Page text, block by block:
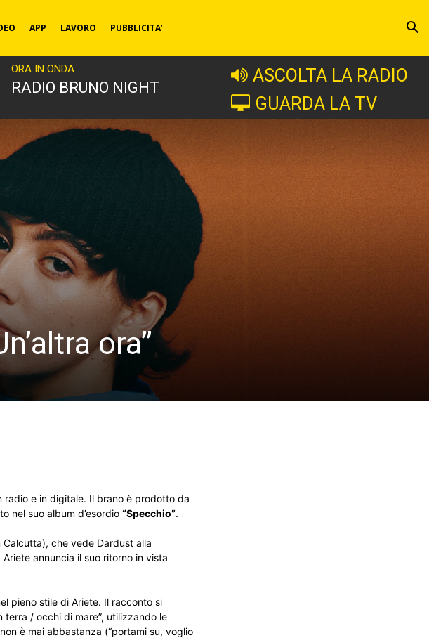
APP LAVORO PUBBLICITA’
ORA IN ONDA
RADIO BRUNO NIGHT
ASCOLTA LA RADIO
GUARDA LA TV
ora”
radio e in digitale. Il brano è prodotto da
nel suo album d’esordio “Specchio”.
che vede Dardust alla
Ariete annuncia il suo ritorno in vista
pieno stile di Ariete. Il racconto si
terra / occhi di mare”, utilizzando le
è mai abbastanza (“portami su, voglio